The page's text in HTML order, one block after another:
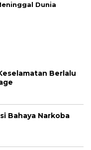
Dunia
Berlalu
Bahaya Narkoba